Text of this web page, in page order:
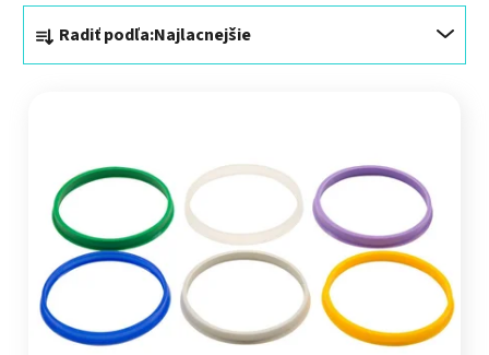
Radenie produktov
Radiť podľa:Najlacnejšie